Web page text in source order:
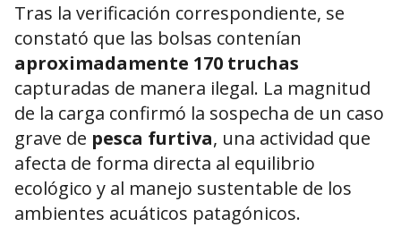
Tras la verificación correspondiente, se
constató que las bolsas contenían
aproximadamente 170 truchas
capturadas de manera ilegal. La magnitud
de la carga confirmó la sospecha de un caso
grave de pesca furtiva, una actividad que
afecta de forma directa al equilibrio
ecológico y al manejo sustentable de los
ambientes acuáticos patagónicos.